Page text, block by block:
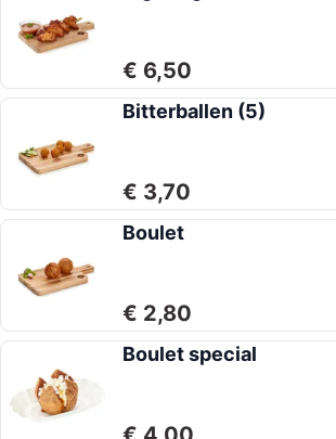
€ 6,50
Bitterballen (5)
€ 3,70
Boulet
€ 2,80
Boulet special